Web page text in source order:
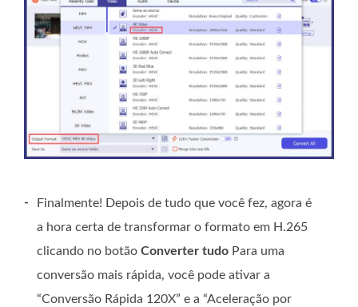
-
Finalmente! Depois de tudo que você fez, agora é
a hora certa de transformar o formato em H.265
clicando no botão Converter tudo Para uma
conversão mais rápida, você pode ativar a
“Conversão Rápida 120X” e a “Aceleração por